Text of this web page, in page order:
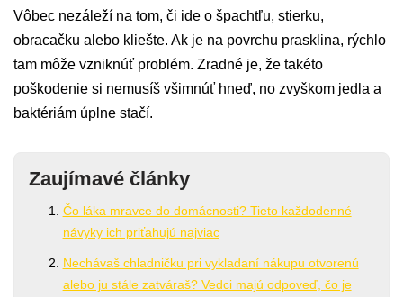
Vôbec nezáleží na tom, či ide o špachtľu, stierku,
obracačku alebo kliešte. Ak je na povrchu prasklina, rýchlo
tam môže vzniknúť problém. Zradné je, že takéto
poškodenie si nemusíš všimnúť hneď, no zvyškom jedla a
baktériám úplne stačí.
Zaujímavé články
Čo láka mravce do domácnosti? Tieto každodenné
návyky ich priťahujú najviac
Nechávaš chladničku pri vykladaní nákupu otvorenú
alebo ju stále zatváraš? Vedci majú odpoveď, čo je